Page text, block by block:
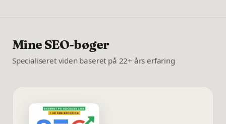
Mine SEO-bøger
Specialiseret viden baseret på 22+ års erfaring